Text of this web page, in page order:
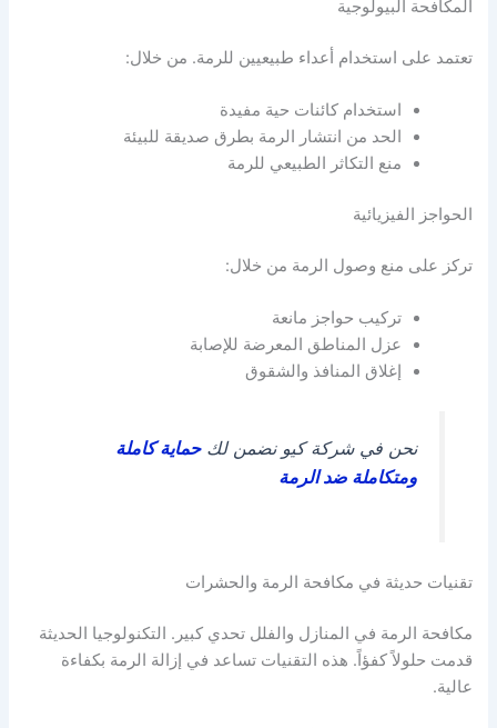
المكافحة البيولوجية
تعتمد على استخدام أعداء طبيعيين للرمة. من خلال:
استخدام كائنات حية مفيدة
الحد من انتشار الرمة بطرق صديقة للبيئة
منع التكاثر الطبيعي للرمة
الحواجز الفيزيائية
تركز على منع وصول الرمة من خلال:
تركيب حواجز مانعة
عزل المناطق المعرضة للإصابة
إغلاق المنافذ والشقوق
نحن في شركة كيو نضمن لكحماية كاملة
ومتكاملة ضد الرمة
تقنيات حديثة في مكافحة الرمة والحشرات
مكافحة الرمة في المنازل والفلل تحدي كبير. التكنولوجيا الحديثة
قدمت حلولاً كفؤاً. هذه التقنيات تساعد في إزالة الرمة بكفاءة
عالية.